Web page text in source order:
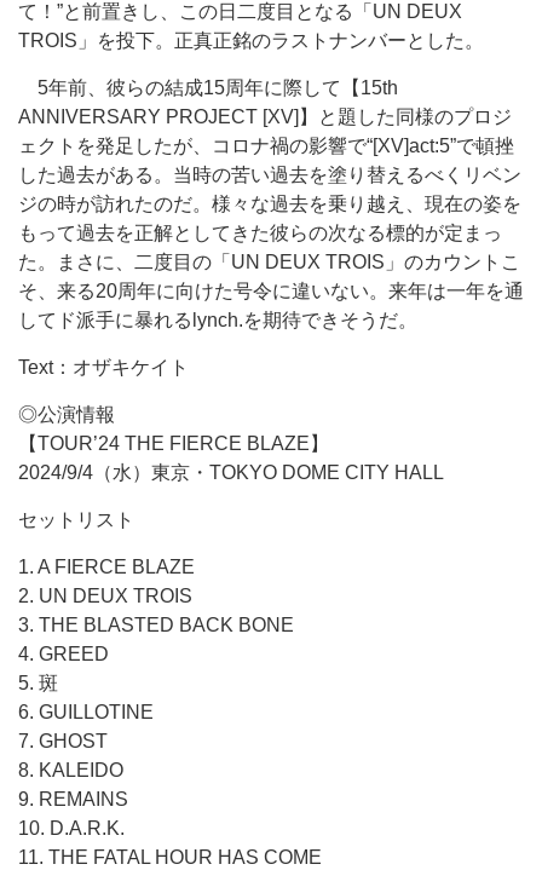
て！”と前置きし、この日二度目となる「UN DEUX
TROIS」を投下。正真正銘のラストナンバーとした。
5年前、彼らの結成15周年に際して【15th
ANNIVERSARY PROJECT [XV]】と題した同様のプロジ
ェクトを発足したが、コロナ禍の影響で“[XV]act:5”で頓挫
した過去がある。当時の苦い過去を塗り替えるべくリベン
ジの時が訪れたのだ。様々な過去を乗り越え、現在の姿を
もって過去を正解としてきた彼らの次なる標的が定まっ
た。まさに、二度目の「UN DEUX TROIS」のカウントこ
そ、来る20周年に向けた号令に違いない。来年は一年を通
してド派手に暴れるlynch.を期待できそうだ。
Text：オザキケイト
◎公演情報
【TOUR’24 THE FIERCE BLAZE】
2024/9/4（水）東京・TOKYO DOME CITY HALL
セットリスト
1. A FIERCE BLAZE
2. UN DEUX TROIS
3. THE BLASTED BACK BONE
4. GREED
5. 斑
6. GUILLOTINE
7. GHOST
8. KALEIDO
9. REMAINS
10. D.A.R.K.
11. THE FATAL HOUR HAS COME